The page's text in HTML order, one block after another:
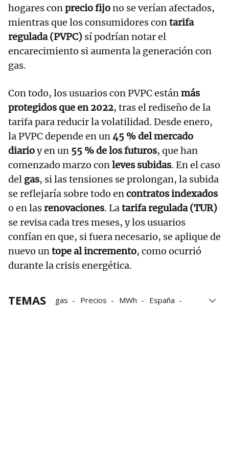
hogares conprecio fijono se verían afectados,
mientras que los consumidores contarifa
regulada (PVPC) sí podrían notar el
encarecimiento si aumenta la generación con
gas.
Con todo, los usuarios con PVPC estánmás
protegidos que en 2022, tras el rediseño de la
tarifa para reducir la volatilidad. Desde enero,
la PVPC depende en un45 % del mercado
diarioy en un 55 % de los futuros, que han
comenzado marzo conleves subidas. En el caso
del gas, si las tensiones se prolongan, la subida
se reflejaría sobre todo encontratos indexados
o en lasrenovaciones. Latarifa regulada (TUR)
se revisa cada tres meses, y los usuarios
confían en que, si fuera necesario, se aplique de
nuevo untope al incremento, como ocurrió
durante la crisis energética.
TEMAS gas Precios MWh
España